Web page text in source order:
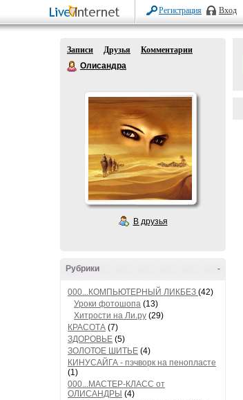
Регистрация Вход
Записи Друзья
Комментарии
Олисандра
В друзья
-
Рубрики
000...КОМПЬЮТЕРНЫЙ ЛИКБЕЗ (42)
Уроки фотошопа (13)
Хитрости на Ли.ру (29)
КРАСОТА (7)
ЗДОРОВЬЕ (5)
ЗОЛОТОЕ ШИТЬЕ (4)
КИНУСАЙГА - пэчворк на пенопласте
(1)
000...МАСТЕР-КЛАСС от
ОЛИСАНДРЫ (4)